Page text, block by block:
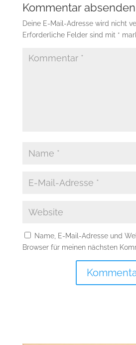
Kommentar absenden
Deine E-Mail-Adresse wird nicht
Erforderliche Felder sind mit *
Name, E-Mail-Adresse und
Browser für meinen nächsten